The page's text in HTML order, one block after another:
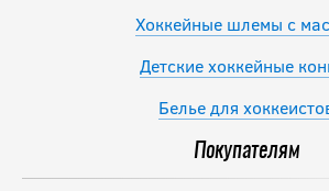
Хоккейные шлемы с
Детские хоккейные
Белье для
Покупателям